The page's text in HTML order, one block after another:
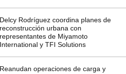
Rodríguez coordina planes de
urbana con
de Miyamoto
y TFI Solutions
operaciones de carga y